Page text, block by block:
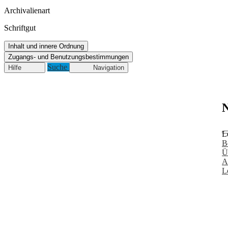
Archivalienart
Schriftgut
Inhalt und innere Ordnung
Zugangs- und Benutzungsbestimmungen
Hilfe
Suche Navigation